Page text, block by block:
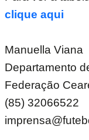
clique aqui
Manuella Viana
Departamento
Federação
(85) 32066522